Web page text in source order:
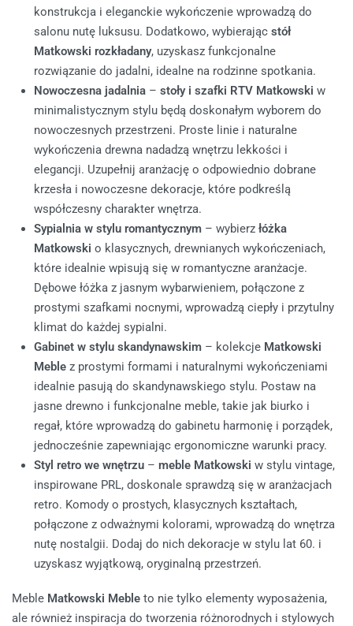
konstrukcja i eleganckie wykończenie wprowadzą do
salonu nutę luksusu. Dodatkowo, wybierającstół
Matkowski rozkładany, uzyskasz funkcjonalne
rozwiązanie do jadalni, idealne na rodzinne spotkania.
Nowoczesna jadalnia –stoły i szafki RTV Matkowski w
minimalistycznym stylu będą doskonałym wyborem do
nowoczesnych przestrzeni. Proste linie i naturalne
wykończenia drewna nadadzą wnętrzu lekkości i
elegancji. Uzupełnij aranżację o odpowiednio dobrane
krzesła i nowoczesne dekoracje, które podkreślą
współczesny charakter wnętrza.
Sypialnia w stylu romantycznym – wybierzłóżka
Matkowski o klasycznych, drewnianych wykończeniach,
które idealnie wpisują się w romantyczne aranżacje.
Dębowe łóżka z jasnym wybarwieniem, połączone z
prostymi szafkami nocnymi, wprowadzą ciepły i przytulny
klimat do każdej sypialni.
Gabinet w stylu skandynawskim – kolekcje Matkowski
Meble z prostymi formami i naturalnymi wykończeniami
idealnie pasują do skandynawskiego stylu. Postaw na
jasne drewno i funkcjonalne meble, takie jak biurko i
regał, które wprowadzą do gabinetu harmonię i porządek,
jednocześnie zapewniając ergonomiczne warunki pracy.
Styl retro we wnętrzu –meble Matkowski w stylu vintage,
inspirowane PRL, doskonale sprawdzą się w aranżacjach
retro. Komody o prostych, klasycznych kształtach,
połączone z odważnymi kolorami, wprowadzą do wnętrza
nutę nostalgii. Dodaj do nich dekoracje w stylu lat 60. i
uzyskasz wyjątkową, oryginalną przestrzeń.
Meble Matkowski Meble to nie tylko elementy wyposażenia,
ale również inspiracja do tworzenia różnorodnych i stylowych